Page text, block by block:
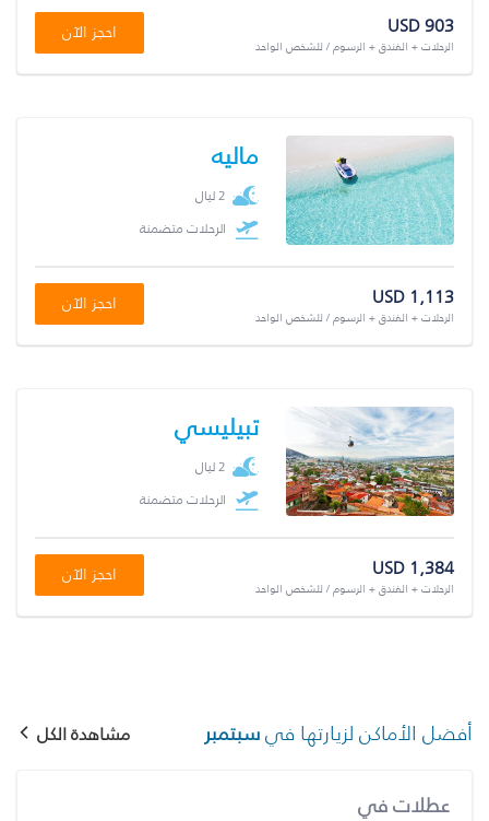
USD 903
الرحلات + الفندق + الرسوم / للشخص الواحد
احجز الآن
ماليه
2 ليال
الرحلات متضمنة
USD 1,113
الرحلات + الفندق + الرسوم / للشخص الواحد
احجز الآن
تبيليسي
2 ليال
الرحلات متضمنة
USD 1,384
الرحلات + الفندق + الرسوم / للشخص الواحد
احجز الآن
أفضل الأماكن لزيارتها فيسبتمبر مشاهدة الكل
عطلات في